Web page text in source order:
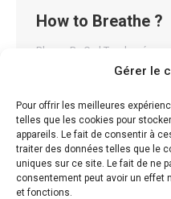
Gérer le
Pour offrir les meilleures
telles que les cookies pour
appareils. Le fait de consentir à
traiter des données telles que le
uniques sur ce site. Le fait de ne
consentement peut avoir un effet
et fonctions.
How to Breathe ?
Blog By Carl Teychené
How to Breathe ? A
health and well-being is
importance of a good
we take fuels our bodies
function and energy
breathe inefficiently,